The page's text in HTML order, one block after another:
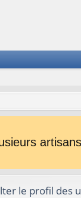
le profil des